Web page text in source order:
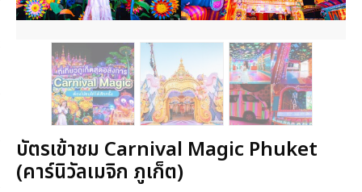
บัตรเข้าชม Carnival Magic Phuket
(คาร์นิวัลเมจิก ภูเก็ต)